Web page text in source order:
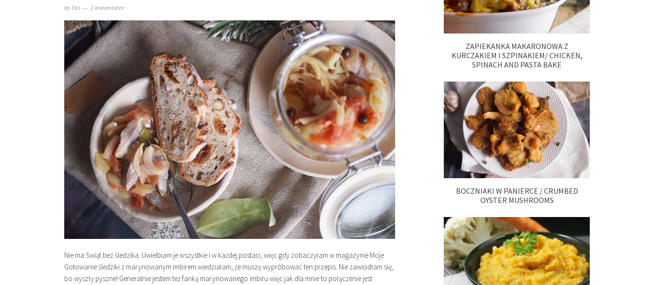
by Dzi 2 komentarze
Nie ma Świąt bez śledzika. Uwielbiam je wszystkie i w każdej postaci, więc gdy zobaczyłam w magazynie Moje
Gotowanie śledziki z marynowanym imbirem wiedziałam, że muszę wypróbować ten przepis. Nie zawiodłam się,
bo wyszły pyszne! Generalnie jestem też fanką marynowanego imbiru więc jak dla mnie to połączenie jest
ZAPIEKANKA MAKARONOWA Z
KURCZAKIEM I SZPINAKIEM/ CHICKEN,
SPINACH AND PASTA BAKE
BOCZNIAKI W PANIERCE / CRUMBED
OYSTER MUSHROOMS